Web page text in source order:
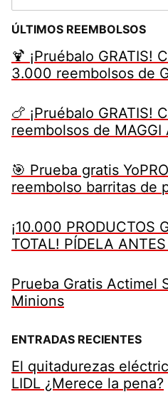
ÚLTIMOS REEMBOLSOS
🍹 ¡Pruébalo GRATIS!
3.000 reembolsos de
🍗 ¡Pruébalo GRATIS!
reembolsos de MAGGI
🎯 Prueba gratis
reembolso barritas de
¡10.000 PRODUCTOS
TOTAL! PÍDELA
Prueba Gratis Actimel
Minions
ENTRADAS RECIENTES
El quitadurezas
LIDL ¿Merece la pena?